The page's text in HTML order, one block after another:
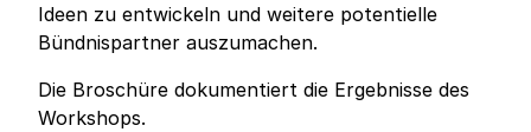
Ideen zu entwickeln und weitere potentielle
Bündnispartner auszumachen.
Die Broschüre dokumentiert die Ergebnisse des
Workshops.